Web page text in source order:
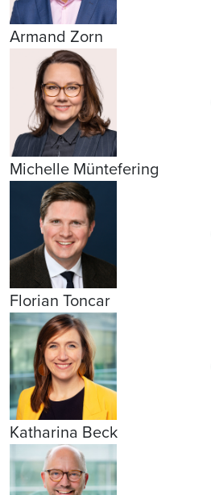
Armand Zorn
Michelle Müntefering
Florian Toncar
Katharina Beck